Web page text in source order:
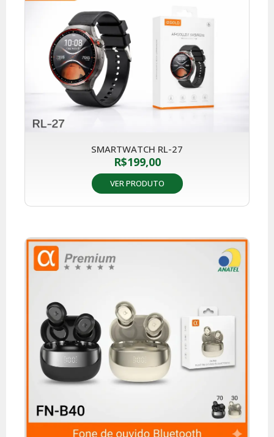
SMARTWATCH RL-27
R$199,00
VER PRODUTO